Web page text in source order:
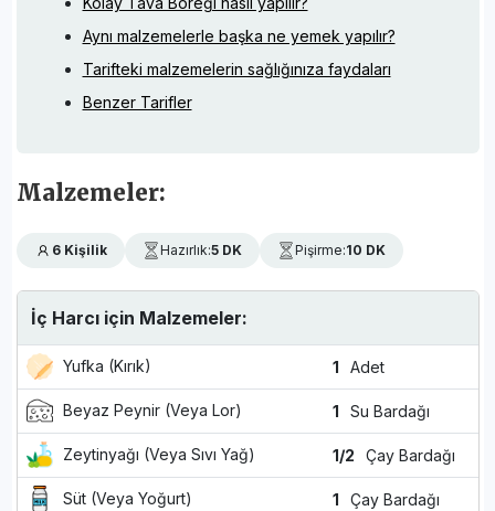
Aynı malzemelerle başka ne yemek yapılır?
Tarifteki malzemelerin sağlığınıza faydaları
Benzer Tarifler
Malzemeler:
6 Kişilik Hazırlık:5 DK Pişirme:10 DK
İç Harcı için Malzemeler:
Yufka (Kırık) 1 Adet
Beyaz Peynir (Veya Lor) 1 Su Bardağı
Zeytinyağı (Veya Sıvı Yağ) 1/2 Çay Bardağı
Süt (Veya Yoğurt) 1 Çay Bardağı